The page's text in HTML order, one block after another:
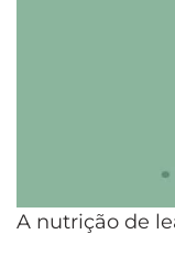
A nutrição de